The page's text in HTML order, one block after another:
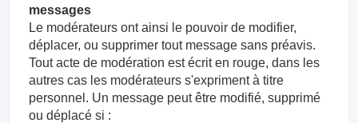
messages
Le modérateurs ont ainsi le pouvoir de modifier,
déplacer, ou supprimer tout message sans préavis.
Tout acte de modération est écrit en rouge, dans les
autres cas les modérateurs s'expriment à titre
personnel. Un message peut être modifié, supprimé
ou déplacé si :